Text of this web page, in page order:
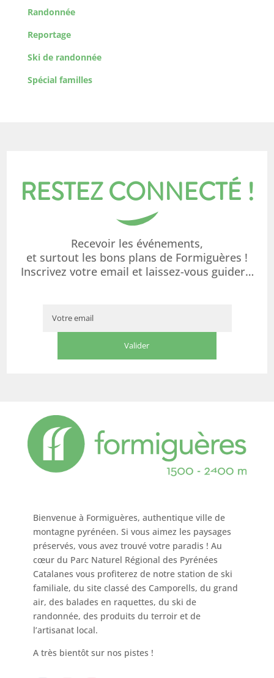
Randonnée
Reportage
Ski de randonnée
Spécial familles
RESTEZ CONNECTÉ !
Recevoir les événements,
et surtout les bons plans de Formiguères !
Inscrivez votre email et laissez-vous guider…
Bienvenue à Formiguères, authentique ville de
montagne pyrénéen. Si vous aimez les paysages
préservés, vous avez trouvé votre paradis ! Au
cœur du Parc Naturel Régional des Pyrénées
Catalanes vous profiterez de notre station de ski
familiale, du site classé des Camporells, du grand
air, des balades en raquettes, du ski de
randonnée, des produits du terroir et de
l’artisanat local.
A très bientôt sur nos pistes !